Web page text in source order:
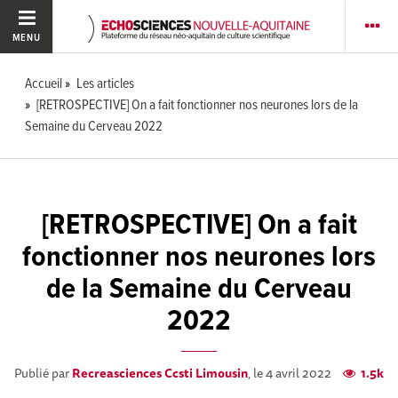
MENU
Accueil
Les articles
[RETROSPECTIVE] On a fait fonctionner nos neurones lors de la
Semaine du Cerveau 2022
[RETROSPECTIVE] On a fait
fonctionner nos neurones lors
de la Semaine du Cerveau
2022
Publié parRecreasciences Ccsti Limousin, le 4 avril 2022 1.5k